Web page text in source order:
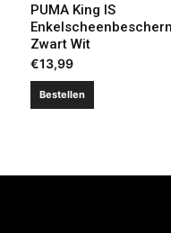
PUMA King IS
Zwart Wit
€13,99
Bestellen